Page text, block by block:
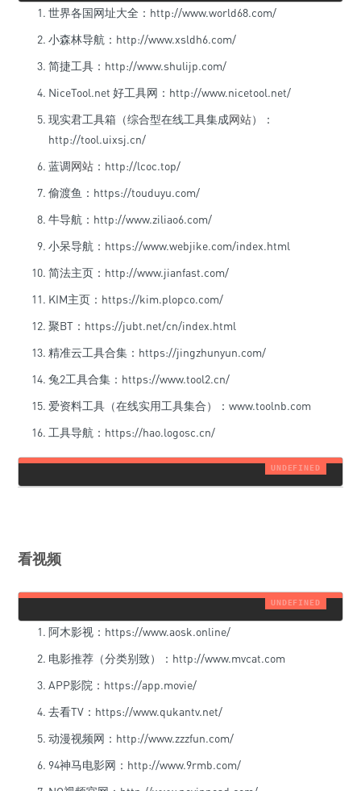
世界各国网址大全：http://www.world68.com/
小森林导航：http://www.xsldh6.com/
简捷工具：http://www.shulijp.com/
NiceTool.net 好工具网：http://www.nicetool.net/
现实君工具箱（综合型在线工具集成网站）：
http://tool.uixsj.cn/
蓝调网站 ：http://lcoc.top/
偷渡鱼：https://touduyu.com/
牛导航：http://www.ziliao6.com/
小呆导航：https://www.webjike.com/index.html
简法主页：http://www.jianfast.com/
KIM主页：https://kim.plopco.com/
聚BT：https://jubt.net/cn/index.html
精准云工具合集：https://jingzhunyun.com/
兔2工具合集：https://www.tool2.cn/
爱资料工具（在线实用工具集合）：www.toolnb.com
工具导航：https://hao.logosc.cn/
看视频
阿木影视：https://www.aosk.online/
电影推荐（分类别致）：http://www.mvcat.com
APP影院：https://app.movie/
去看TV：https://www.qukantv.net/
动漫视频网：http://www.zzzfun.com/
94神马电影网：http://www.9rmb.com/